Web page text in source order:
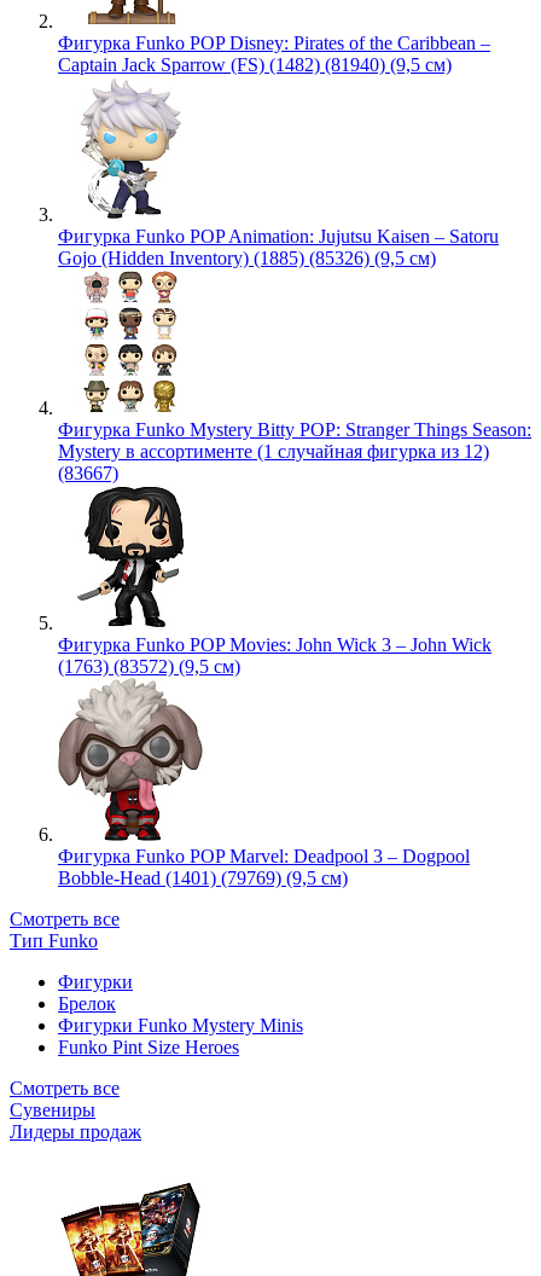
Фигурка Funko POP Disney: Pirates of the Caribbean –
Captain Jack Sparrow (FS) (1482) (81940) (9,5 см)
Фигурка Funko POP Animation: Jujutsu Kaisen – Satoru
Gojo (Hidden Inventory) (1885) (85326) (9,5 см)
Фигурка Funko Mystery Bitty POP: Stranger Things Season:
Mystery в ассортименте (1 случайная фигурка из 12)
(83667)
Фигурка Funko POP Movies: John Wick 3 – John Wick
(1763) (83572) (9,5 см)
Фигурка Funko POP Marvel: Deadpool 3 – Dogpool
Bobble-Head (1401) (79769) (9,5 см)
Смотреть все
Тип Funko
Фигурки
Брелок
Фигурки Funko Mystery Minis
Funko Pint Size Heroes
Смотреть все
Сувениры
Лидеры продаж